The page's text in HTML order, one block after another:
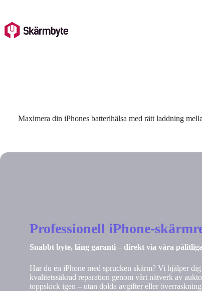
content
Maximera din iPhones batterihälsa med rätt laddning
Professionell iPhone-
Snabbt byte, lång garanti – direkt via våra
Har du en iPhone med sprucken skärm? Vi hjälper
kvalitetssäkrad reparation genom vårt nätverk av
toppskick igen – utan dolda avgifter eller